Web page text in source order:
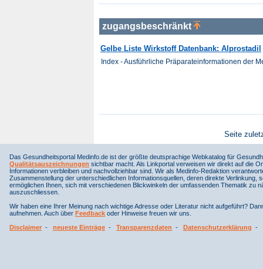
zugangsbeschränkt
Gelbe Liste Wirkstoff Datenbank: Alprostadil
Index - Ausführliche Präparateinformationen der
Seite
Das Gesundheitsportal Medinfo.de ist der größte deutsprachige Webkatalog für
Qualitätsauszeichnungen sichtbar macht. Als Linkportal verweisen wir direkt auf die
Informationen verbleiben und nachvollziehbar sind. Wir als Medinfo-Redaktion
Zusammenstellung der unterschiedlichen Informationsquellen, deren direkte
ermöglichen Ihnen, sich mit verschiedenen Blickwinkeln der umfassenden Thematik
auszuschliessen.
Wir haben eine Ihrer Meinung nach wichtige Adresse oder Literatur nicht aufgeführt?
aufnehmen. Auch über Feedback oder Hinweise freuen wir uns.
Disclaimer - neueste Einträge - Transparenzdaten - Datenschutzerklärung -